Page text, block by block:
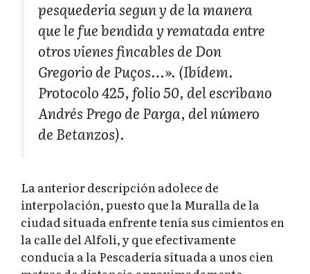
pesquederia segun y de la manera
que le fue bendida y rematada entre
otros vienes fincables de Don
Gregorio de Puços…». (Ibídem.
Protocolo 425, folio 50, del escribano
Andrés Prego de Parga, del número
de Betanzos).
La anterior descripción adolece de
interpolación, puesto que la Muralla de la
ciudad situada enfrente tenía sus cimientos en
la calle del Alfolí, y que efectivamente
conducía a la Pescadería situada a unos cien